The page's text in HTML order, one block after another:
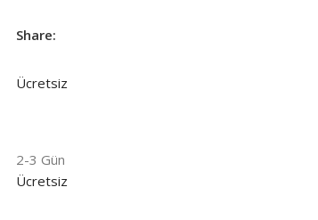
Share:
Ücretsiz
2-3 Gün
Ücretsiz